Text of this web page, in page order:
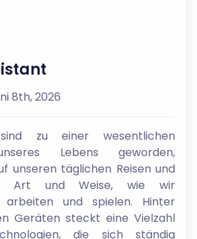
8th, 2026
zu einer wesentlichen
Lebens geworden,
unseren täglichen Reisen und
Art und Weise, wie wir
arbeiten und spielen. Hinter
Geräten steckt eine Vielzahl
die sich ständig